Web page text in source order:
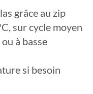
grâce au zip
sur cycle moyen
à basse
si besoin